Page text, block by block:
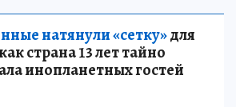
натянули «сетку»для
страна 13 лет тайно
инопланетных гостей